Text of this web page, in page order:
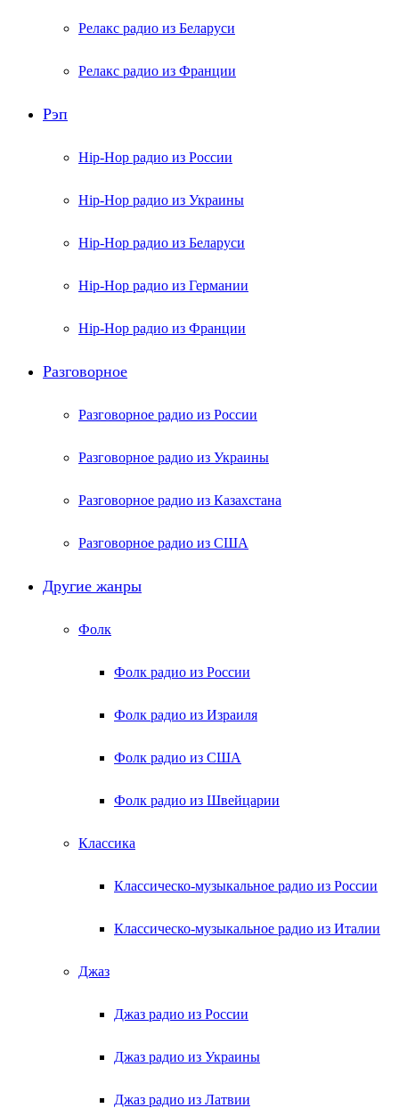
Релакс радио из Беларуси
Релакс радио из Франции
Рэп
Hip-Hop радио из России
Hip-Hop радио из Украины
Hip-Hop радио из Беларуси
Hip-Hop радио из Германии
Hip-Hop радио из Франции
Разговорное
Разговорное радио из России
Разговорное радио из Украины
Разговорное радио из Казахстана
Разговорное радио из США
Другие жанры
Фолк
Фолк радио из России
Фолк радио из Израиля
Фолк радио из США
Фолк радио из Швейцарии
Классика
Классическо-музыкальное радио из России
Классическо-музыкальное радио из Италии
Джаз
Джаз радио из России
Джаз радио из Украины
Джаз радио из Латвии